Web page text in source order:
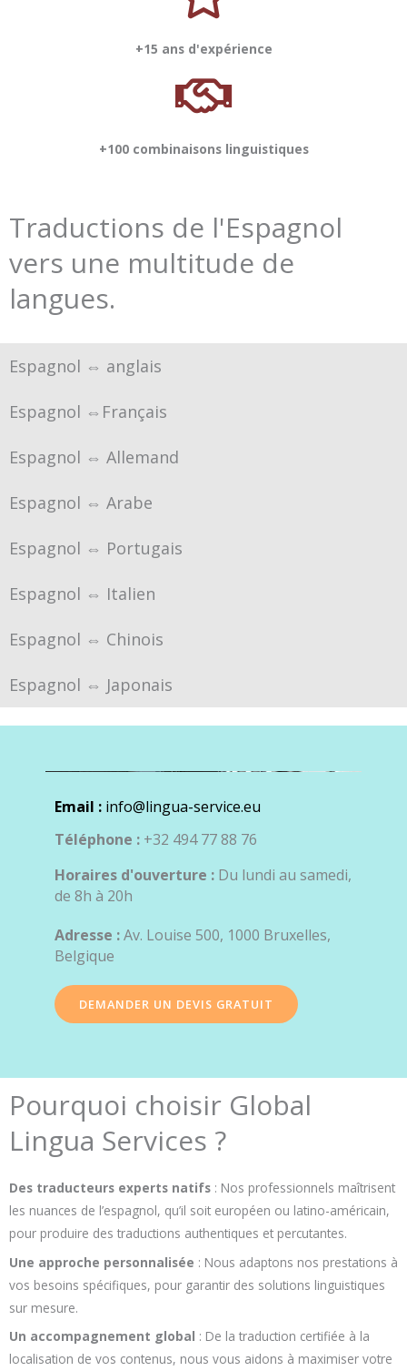
+15 ans d'expérience
+100 combinaisons linguistiques
Traductions de l'Espagnol
vers une multitude de
langues.
Espagnol ⇔ anglais
Espagnol ⇔Français
Espagnol ⇔ Allemand
Espagnol ⇔ Arabe
Espagnol ⇔ Portugais
Espagnol ⇔ Italien
Espagnol ⇔ Chinois
Espagnol ⇔ Japonais
Email : info@lingua-service.eu
Téléphone : +32 494 77 88 76
Horaires d'ouverture : Du lundi au samedi,
de 8h à 20h
Adresse :Av. Louise 500, 1000 Bruxelles,
Belgique
DEMANDER UN DEVIS GRATUIT
Pourquoi choisir Global
Lingua Services ?
Des traducteurs experts natifs : Nos professionnels maîtrisent
les nuances de l’espagnol, qu’il soit européen ou latino-américain,
pour produire des traductions authentiques et percutantes.
Une approche personnalisée : Nous adaptons nos prestations à
vos besoins spécifiques, pour garantir des solutions linguistiques
sur mesure.
Un accompagnement global : De la traduction certifiée à la
localisation de vos contenus, nous vous aidons à maximiser votre